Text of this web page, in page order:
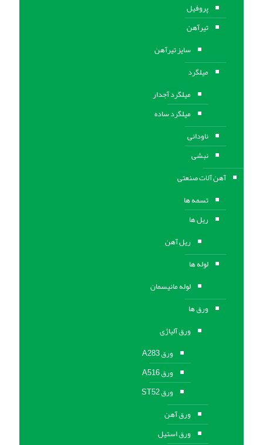
پروفیل
تیرآهن
سایز تیرآهن
میلگرد
میلگرد آجدار
میلگرد ساده
ناودانی
نبشی
آهن آلات صنعتی
تسمه ها
ریل ها
ریل آهن
لوله ها
لوله مانیسمان
ورق ها
ورق آلیاژی
ورق A283
ورق A516
ورق ST52
ورق آهن
ورق استیل